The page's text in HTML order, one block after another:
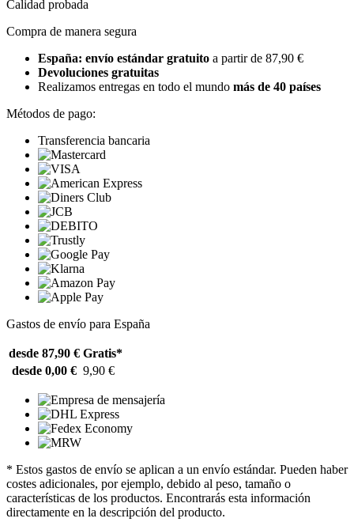
Calidad probada
Compra de manera segura
España: envío estándar gratuito a partir de 87,90 €
Devoluciones gratuitas
Realizamos entregas en todo el mundo más de 40 países
Métodos de pago:
Transferencia bancaria
Gastos de envío para España
desde 87,90 € Gratis*
desde 0,00 € 9,90 €
* Estos gastos de envío se aplican a un envío estándar. Pueden haber
costes adicionales, por ejemplo, debido al peso, tamaño o
características de los productos. Encontrarás esta información
directamente en la descripción del producto.